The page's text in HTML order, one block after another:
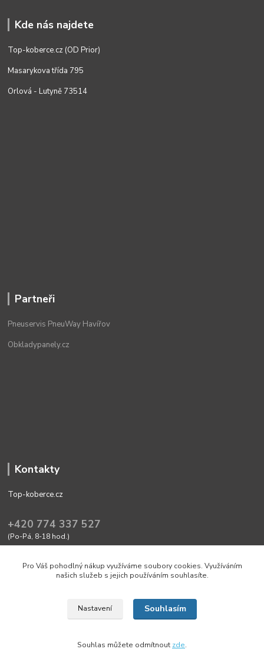
Kde nás najdete
Top-koberce.cz (OD Prior)
Masarykova třída 795
Orlová - Lutyně 73514
Partneři
Pneuservis PneuWay Havířov
Obkladypanely.cz
Kontakty
Top-koberce.cz
+420 774 337 527
(Po-Pá, 8-18 hod.)
Friendly shop with quality goods Top-koberce.cz
Pro Váš pohodlný nákup využíváme soubory cookies. Využíváním
našich služeb s jejich používáním souhlasíte.
Nastavení Souhlasím
Souhlas můžete odmítnout zde.